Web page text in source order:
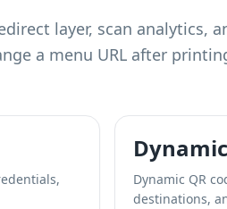
layer, scan analytics,
a menu URL after
Dynamic QR
destinations,